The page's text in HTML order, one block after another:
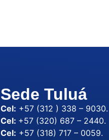
Sede Tuluá
Cel: +57 (312 ) 338 – 9030.
Cel: +57 (320) 687 – 2440.
Cel: +57 (318) 717 – 0059.